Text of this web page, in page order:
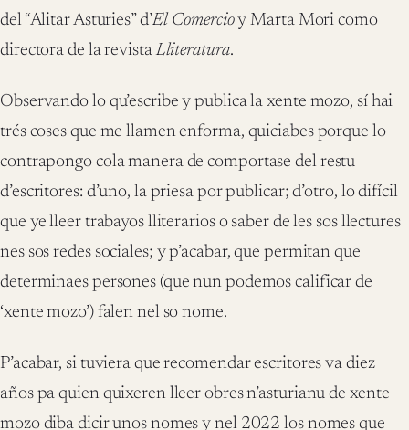
del “Alitar Asturies” d’El Comercioy Marta Mori como
directora de la revistaLliteratura.
Observando lo qu’escribe y publica la xente mozo, sí hai
trés coses que me llamen enforma, quiciabes porque lo
contrapongo cola manera de comportase del restu
d’escritores: d’uno, la priesa por publicar; d’otro, lo difícil
que ye lleer trabayos lliterarios o saber de les sos llectures
nes sos redes sociales; y p’acabar, que permitan que
determinaes persones (que nun podemos calificar de
‘xente mozo’) falen nel so nome.
P’acabar, si tuviera que recomendar escritores va diez
años pa quien quixeren lleer obres n’asturianu de xente
mozo diba dicir unos nomes y nel 2022 los nomes que